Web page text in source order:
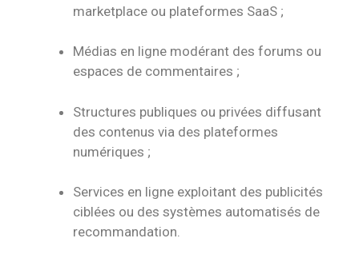
marketplace ou plateformes SaaS ;
Médias en ligne modérant des forums ou
espaces de commentaires ;
Structures publiques ou privées diffusant
des contenus via des plateformes
numériques ;
Services en ligne exploitant des publicités
ciblées ou des systèmes automatisés de
recommandation.